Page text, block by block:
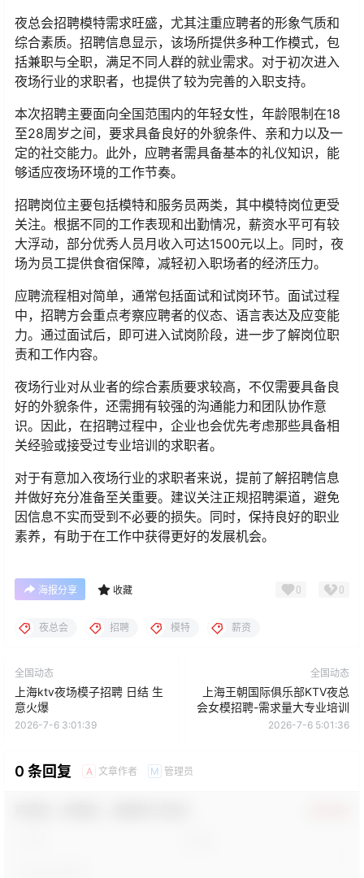
夜总会招聘模特需求旺盛，尤其注重应聘者的形象气质和
综合素质。招聘信息显示，该场所提供多种工作模式，包
括兼职与全职，满足不同人群的就业需求。对于初次进入
夜场行业的求职者，也提供了较为完善的入职支持。
本次招聘主要面向全国范围内的年轻女性，年龄限制在18
至28周岁之间，要求具备良好的外貌条件、亲和力以及一
定的社交能力。此外，应聘者需具备基本的礼仪知识，能
够适应夜场环境的工作节奏。
招聘岗位主要包括模特和服务员两类，其中模特岗位更受
关注。根据不同的工作表现和出勤情况，薪资水平可有较
大浮动，部分优秀人员月收入可达1500元以上。同时，夜
场为员工提供食宿保障，减轻初入职场者的经济压力。
应聘流程相对简单，通常包括面试和试岗环节。面试过程
中，招聘方会重点考察应聘者的仪态、语言表达及应变能
力。通过面试后，即可进入试岗阶段，进一步了解岗位职
责和工作内容。
夜场行业对从业者的综合素质要求较高，不仅需要具备良
好的外貌条件，还需拥有较强的沟通能力和团队协作意
识。因此，在招聘过程中，企业也会优先考虑那些具备相
关经验或接受过专业培训的求职者。
对于有意加入夜场行业的求职者来说，提前了解招聘信息
并做好充分准备至关重要。建议关注正规招聘渠道，避免
因信息不实而受到不必要的损失。同时，保持良好的职业
素养，有助于在工作中获得更好的发展机会。
海报分享 收藏 0 0
夜总会 招聘 模特 薪资
全国动态
上海ktv夜场模子招聘 日结 生
意火爆
2026-7-6 3:01:39
全国动态
上海王朝国际俱乐部KTV夜总
会女模招聘-需求量大专业培训
2026-7-6 5:01:36
0 条回复 A 文章作者 M 管理员